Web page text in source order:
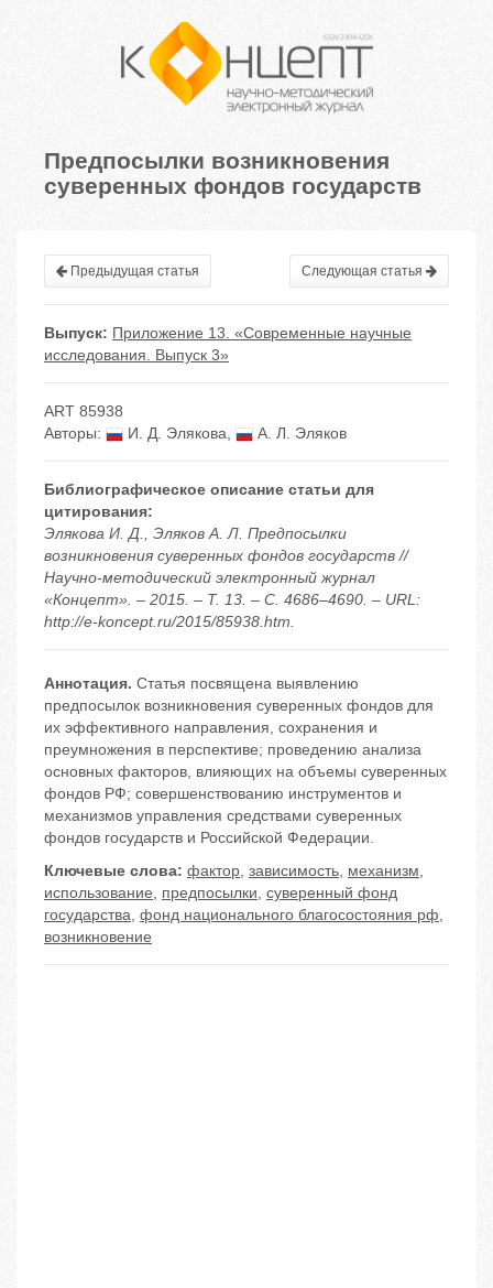
Предпосылки возникновения
суверенных фондов государств
Предыдущая статья Следующая статья
Выпуск: Приложение 13. «Современные научные
исследования. Выпуск 3»
ART 85938
Авторы:
И. Д. Элякова, А. Л. Эляков
Библиографическое описание статьи для
цитирования:
Элякова И. Д., Эляков А. Л. Предпосылки
возникновения суверенных фондов государств //
Научно-методический электронный журнал
«Концепт». – 2015. – Т. 13. – С. 4686–4690. – URL:
http://e-koncept.ru/2015/85938.htm.
Аннотация. Статья посвящена выявлению
предпосылок возникновения суверенных фондов для
их эффективного направления, сохранения и
преумножения в перспективе; проведению анализа
основных факторов, влияющих на объемы суверенных
фондов РФ; совершенствованию инструментов и
механизмов управления средствами суверенных
фондов государств и Российской Федерации.
Ключевые слова: фактор, зависимость, механизм,
использование, предпосылки, суверенный фонд
государства, фонд национального благосостояния рф,
возникновение